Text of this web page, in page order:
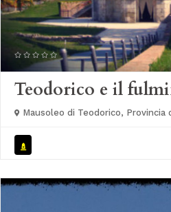
Teodorico e il
Mausoleo di Teodorico, Provincia